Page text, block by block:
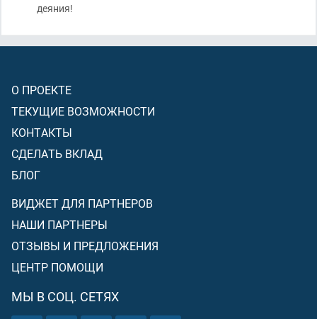
деяния!
О ПРОЕКТЕ
ТЕКУЩИЕ ВОЗМОЖНОСТИ
КОНТАКТЫ
СДЕЛАТЬ ВКЛАД
БЛОГ
ВИДЖЕТ ДЛЯ ПАРТНЕРОВ
НАШИ ПАРТНЕРЫ
ОТЗЫВЫ И ПРЕДЛОЖЕНИЯ
ЦЕНТР ПОМОЩИ
МЫ В СОЦ. СЕТЯХ